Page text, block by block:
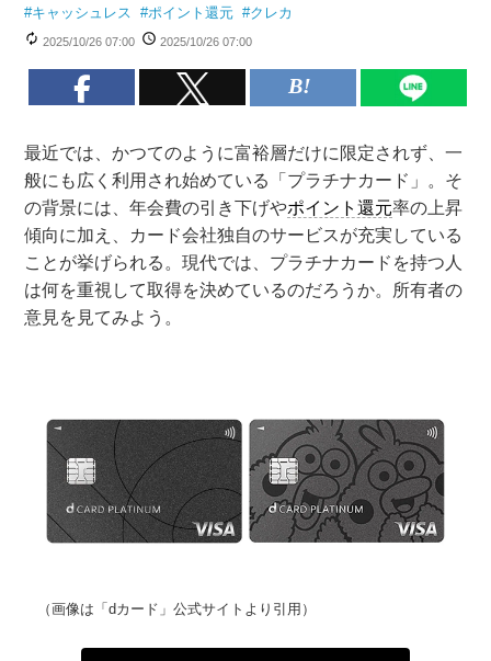
#キャッシュレス #ポイント還元 #クレカ
2025/10/26 07:00 2025/10/26 07:00
最近では、かつてのように富裕層だけに限定されず、一
般にも広く利用され始めている「プラチナカード」。そ
の背景には、年会費の引き下げやポイント還元率の上昇
傾向に加え、カード会社独自のサービスが充実している
ことが挙げられる。現代では、プラチナカードを持つ人
は何を重視して取得を決めているのだろうか。所有者の
意見を見てみよう。
（画像は「dカード」公式サイトより引用）